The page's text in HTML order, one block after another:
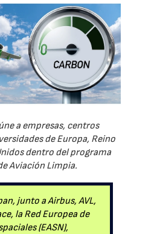
a empresas, centros
de Europa, Reino
dentro del programa
Aviación Limpia.
junto a Airbus, AVL,
la Red Europea de
(EASN),